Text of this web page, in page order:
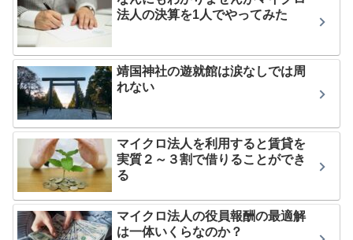
法人の決算を1人でやってみた
靖国神社の遊就館は涙なしでは周
れない
マイクロ法人を利用すると賃貸を
実質２～３割で借りることができ
る
マイクロ法人の役員報酬の最適解
は一体いくらなのか？